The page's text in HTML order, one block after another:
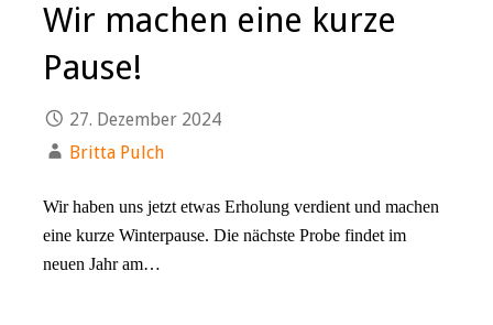
Wir machen eine kurze
Pause!
27. Dezember 2024
Britta Pulch
Wir haben uns jetzt etwas Erholung verdient und machen
eine kurze Winterpause. Die nächste Probe findet im
neuen Jahr am…